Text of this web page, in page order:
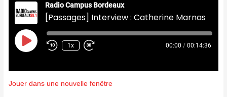
Radio Campus Bordeaux
[Passages] Interview : Catherine Marnas
Play
Episode
1x 00:00 / 00:14:36
Jouer dans une nouvelle fenêtre